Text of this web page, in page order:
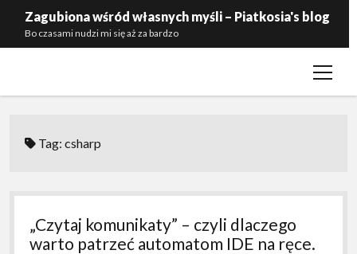
Zagubiona wśród własnych myśli – Piatkosia's blog
Bo czasami nudzi mi się aż za bardzo
open
Tag:csharp
„Czytaj komunikaty” – czyli dlaczego
warto patrzeć automatom IDE na ręce.